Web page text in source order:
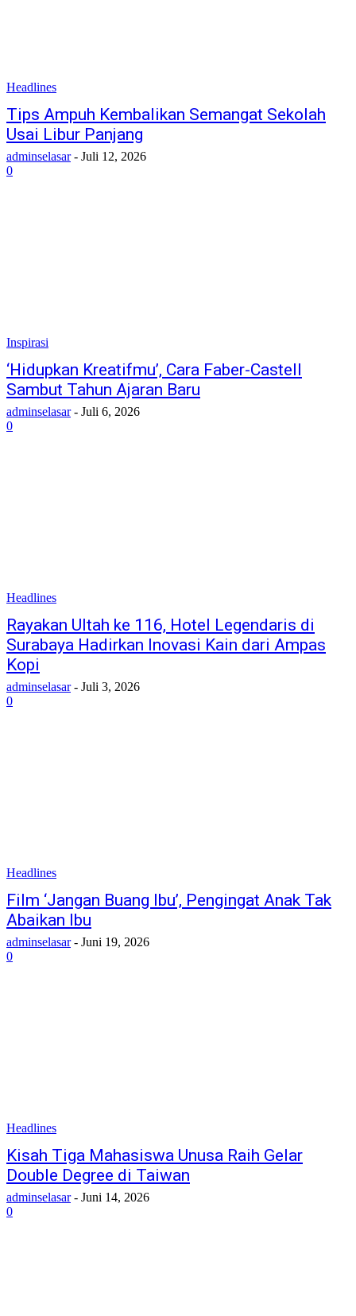
Headlines
Tips Ampuh Kembalikan Semangat Sekolah
Usai Libur Panjang
adminselasar - Juli 12, 2026
0
Inspirasi
‘Hidupkan Kreatifmu’, Cara Faber-Castell
Sambut Tahun Ajaran Baru
adminselasar - Juli 6, 2026
0
Headlines
Rayakan Ultah ke 116, Hotel Legendaris di
Surabaya Hadirkan Inovasi Kain dari Ampas
Kopi
adminselasar - Juli 3, 2026
0
Headlines
Film ‘Jangan Buang Ibu’, Pengingat Anak Tak
Abaikan Ibu
adminselasar - Juni 19, 2026
0
Headlines
Kisah Tiga Mahasiswa Unusa Raih Gelar
Double Degree di Taiwan
adminselasar - Juni 14, 2026
0